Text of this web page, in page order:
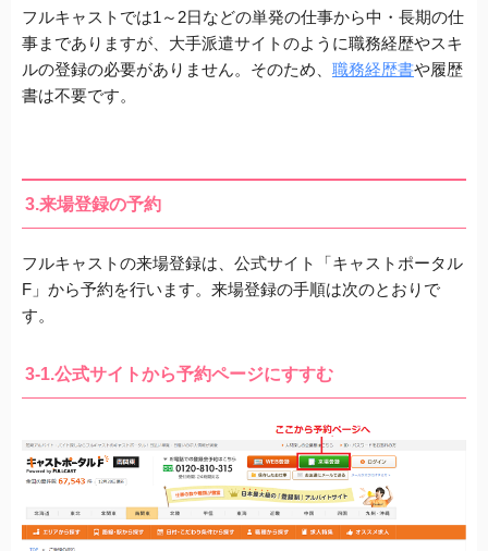
フルキャストでは1～2日などの単発の仕事から中・長期の仕
事までありますが、大手派遣サイトのように職務経歴やスキ
ルの登録の必要がありません。 そのため、 職務経歴書や履歴
書は不要です。
3.来場登録の予約
フルキャストの来場登録は、公式サイト
「キャストポータル
F」 から予約を行います。来場登録の手順は次のとおりで
す。
3-1.公式サイトから予約ページにすすむ